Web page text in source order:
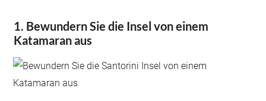
1. Bewundern Sie die Insel von einem
Katamaran aus